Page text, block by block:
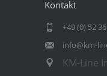
Kontakt
+49 (0) 52
info@km-
KM-Line